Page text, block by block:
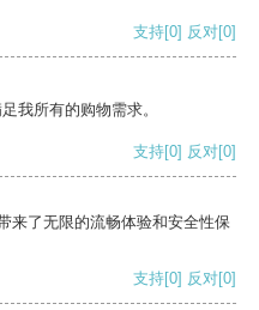
支持[0] 反对[0]
我所有的购物需求。
支持[0] 反对[0]
来了无限的流畅体验和安全性保
支持[0] 反对[0]